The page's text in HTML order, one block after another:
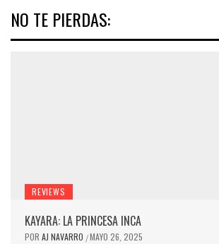
NO TE PIERDAS:
REVIEWS
KAYARA: LA PRINCESA INCA
POR AJ NAVARRO /MAYO 26, 2025